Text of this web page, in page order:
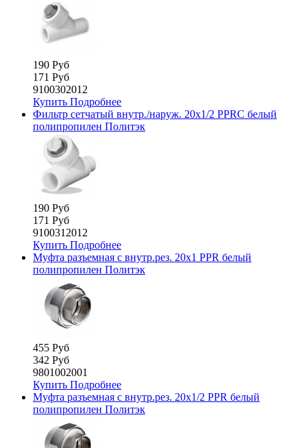
190 Руб
171 Руб
9100302012
Купить Подробнее
Фильтр сетчатый внутр./наруж. 20х1/2 PPRC белый
полипропилен Политэк
190 Руб
171 Руб
9100312012
Купить Подробнее
Муфта разъемная с внутр.рез. 20х1 PPR белый
полипропилен Политэк
455 Руб
342 Руб
9801002001
Купить Подробнее
Муфта разъемная с внутр.рез. 20х1/2 PPR белый
полипропилен Политэк